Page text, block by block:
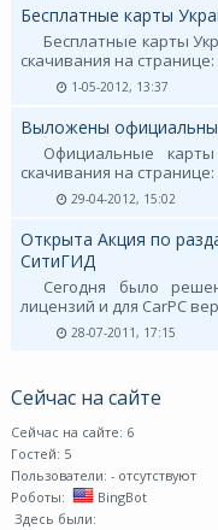
Бесплатные карты
Бесплатные карты
скачивания на странице:
1-05-2012, 13:37
Выложены
Официальные
скачивания на странице:
29-04-2012, 15:02
Открыта Акция по
СитиГИД
Сегодня было
лицензий и для CarPC
28-07-2011, 17:15
Сейчас на сайте
Сейчас на сайте: 6
Гостей: 5
Пользователи: - отсутствуют
Роботы:
BingBot
Здесь были: